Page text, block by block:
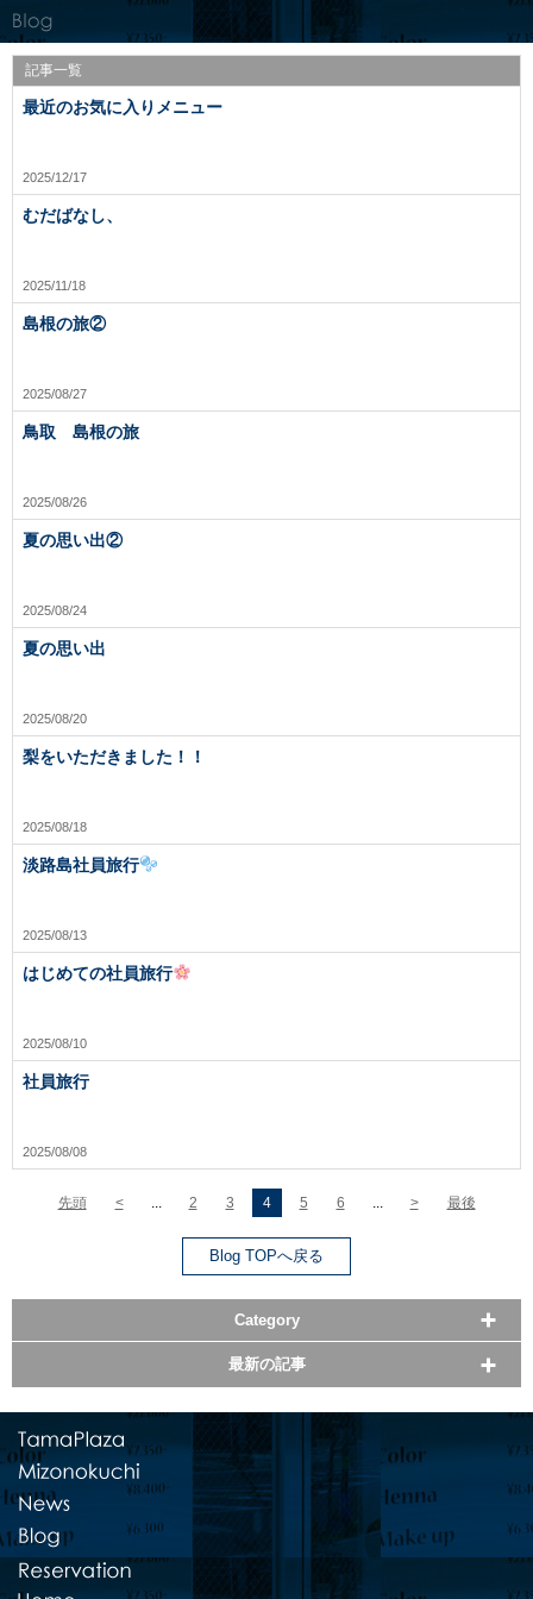
記事一覧
最近のお気に入りメニュー
2025/12/17
むだばなし、
2025/11/18
島根の旅②
2025/08/27
鳥取 島根の旅
2025/08/26
夏の思い出②
2025/08/24
夏の思い出
2025/08/20
梨をいただきました！！
2025/08/18
淡路島社員旅行
2025/08/13
はじめての社員旅行
2025/08/10
社員旅行
2025/08/08
先頭 < ... 2 3 4 5 6 ... > 最後
Blog TOPへ戻る
Category
最新の記事